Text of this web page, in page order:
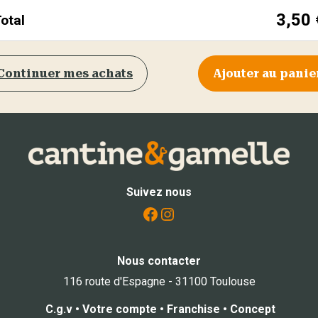
3,50
mes achats Ajouter au
Suivez nous
Facebook
Instagram
Nous contacter
116 route d'Espagne - 31100 Toulouse
C.g.v • Votre compte • Franchise • Concept